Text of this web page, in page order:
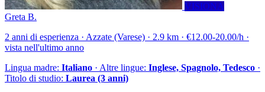
VISIONA
Greta B.
2 anni di esperienza · Azzate (Varese) · 2.9 km · €12.00-20.00/h ·
vista nell'ultimo anno
Lingua madre: Italiano · Altre lingue: Inglese, Spagnolo, Tedesco ·
Titolo di studio: Laurea (3 anni)